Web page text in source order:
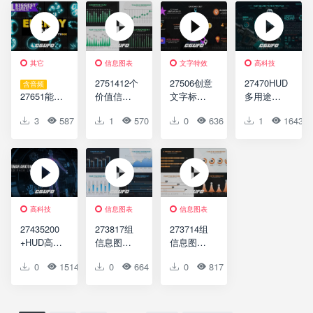
Infographi
c
Colorful
Cartoon
Transitions
| DaVinci
Resolve
Cartoon
Liquid
Splashes |
DaVinci
Resolve
Healthcare
Corporate
Presentati
on
其它
含音频
27651能量
达芬奇模
Explosion
Elements |
DaVinci
Resolve
3 587 0 0
信息图表
2751412个
价值信息
AE模版12
Infographi
c Charts
1 570 0 0
文字特效
27506创意
文字标题
版Location
for After
Effects
0 636 0 0
高科技
27470HUD
多用途游
装AE模版
1 1643
高科技
27435200
+HUD高科
画AE模板
HUD Pack
0 1514 0 0
信息图表
273817组
信息图表
板7 Value
0 664 0 0
信息图表
273714组
信息图表
板4 Value
0 817